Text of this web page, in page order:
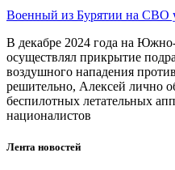
Военный из Бурятии на СВО
В декабре 2024 года на
осуществлял прикрытие
воздушного нападения
решительно, Алексей лично
беспилотных летательных
националистов
Лента новостей